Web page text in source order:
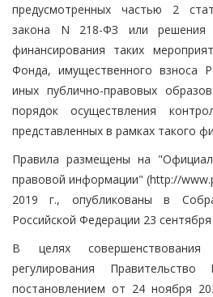
предусмотренных частью 2
закона N 218-ФЗ или решения
финансирования таких
Фонда, имущественного взноса
иных публично-правовых
порядок осуществления
представленных в рамках такого
Правила размещены на
правовой информации" (http://
2019 г., опубликованы в
Российской Федерации 23 сентября
В целях совершенствования
регулирования Правительство
постановлением от 24 ноября